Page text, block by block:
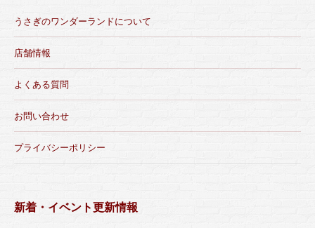
うさぎのワンダーランドについて
店舗情報
よくある質問
お問い合わせ
プライバシーポリシー
新着・イベント更新情報